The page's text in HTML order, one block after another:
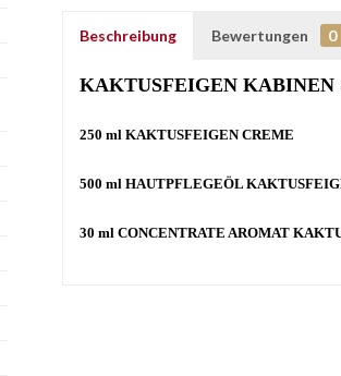
Beschreibung Bewertungen 0
KAKTUSFEIGEN KABINEN
250 ml KAKTUSFEIGEN CREME
500 ml HAUTPFLEGEÖL
30 ml CONCENTRATE AROMAT